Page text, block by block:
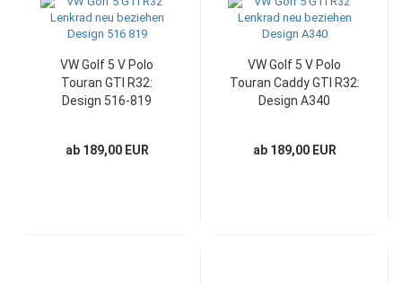
VW Golf 5 V Polo
Touran GTI R32:
Design 516-819
ab 189,00 EUR
VW Golf 5 V Polo
Touran Caddy GTI R32:
Design A340
ab 189,00 EUR